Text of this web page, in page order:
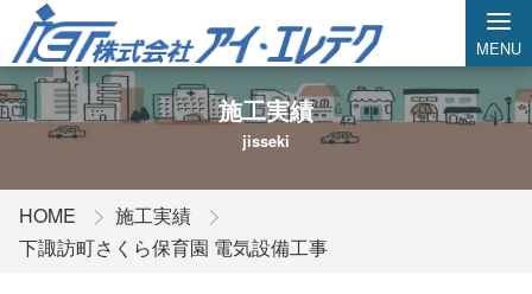
MENU
施工実績
jisseki
HOME
施工実績
下諏訪町さくら保育園 電気設備工事